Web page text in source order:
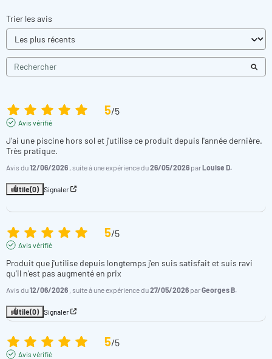
Trier les avis
5/5
Avis vérifié
J'ai une piscine hors sol et j'utilise ce produit depuis l'année dernière.
Très pratique.
Avis du12/06/2026 , suite à une expérience du26/05/2026 parLouise D.
Utile(0) Signaler
5/5
Avis vérifié
Produit que j'utilise depuis longtemps j'en suis satisfait et suis ravi
qu'il n'est pas augmenté en prix
Avis du12/06/2026 , suite à une expérience du27/05/2026 parGeorges B.
Utile(0) Signaler
5/5
Avis vérifié